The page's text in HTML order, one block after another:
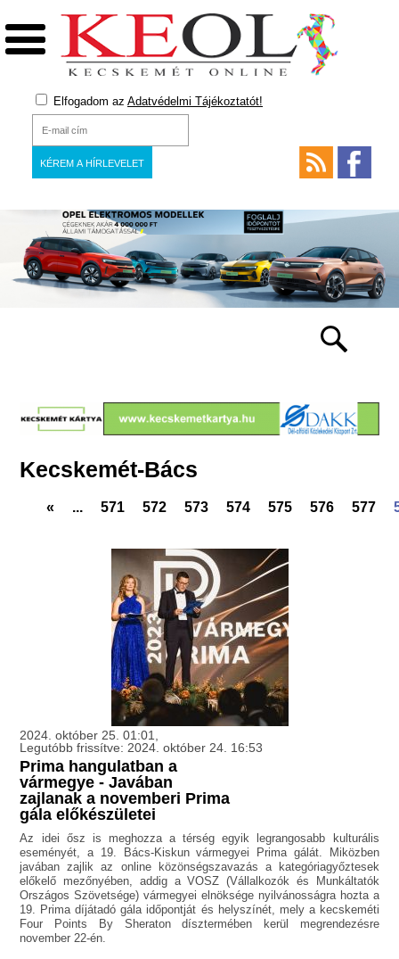
Elfogadom az Adatvédelmi Tájékoztatót!
Kecskemét-Bács
« ... 571 572 573 574 575 576 577
2024. október 25. 01:01,
Legutóbb frissítve: 2024. október 24. 16:53
Prima hangulatban a
vármegye - Javában
zajlanak a novemberi Prima
gála előkészületei
Az idei ősz is meghozza a térség egyik legrangosabb kulturális
eseményét, a 19. Bács-Kiskun vármegyei Prima gálát. Miközben
javában zajlik az online közönségszavazás a kategóriagyőztesek
előkelő mezőnyében, addig a VOSZ (Vállalkozók és Munkáltatók
Országos Szövetsége) vármegyei elnöksége nyilvánosságra hozta a
19. Prima díjátadó gála időpontját és helyszínét, mely a kecskeméti
Four Points By Sheraton dísztermében kerül megrendezésre
november 22-én.